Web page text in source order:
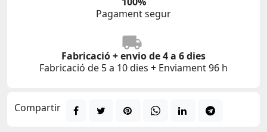
Pagament segur
Fabricació + envio de 4 a 6 dies
Fabricació de 5 a 10 dies + Enviament 96 h
Compartir